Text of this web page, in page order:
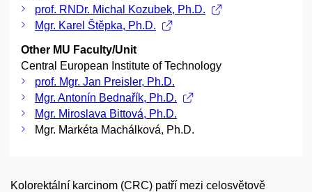
prof. RNDr. Michal Kozubek, Ph.D.
Mgr. Karel Štěpka, Ph.D.
Other MU Faculty/Unit
Central European Institute of Technology
prof. Mgr. Jan Preisler, Ph.D.
Mgr. Antonín Bednařík, Ph.D.
Mgr. Miroslava Bittová, Ph.D.
Mgr. Markéta Machálková, Ph.D.
Kolorektální karcinom (CRC) patří mezi celosvětově